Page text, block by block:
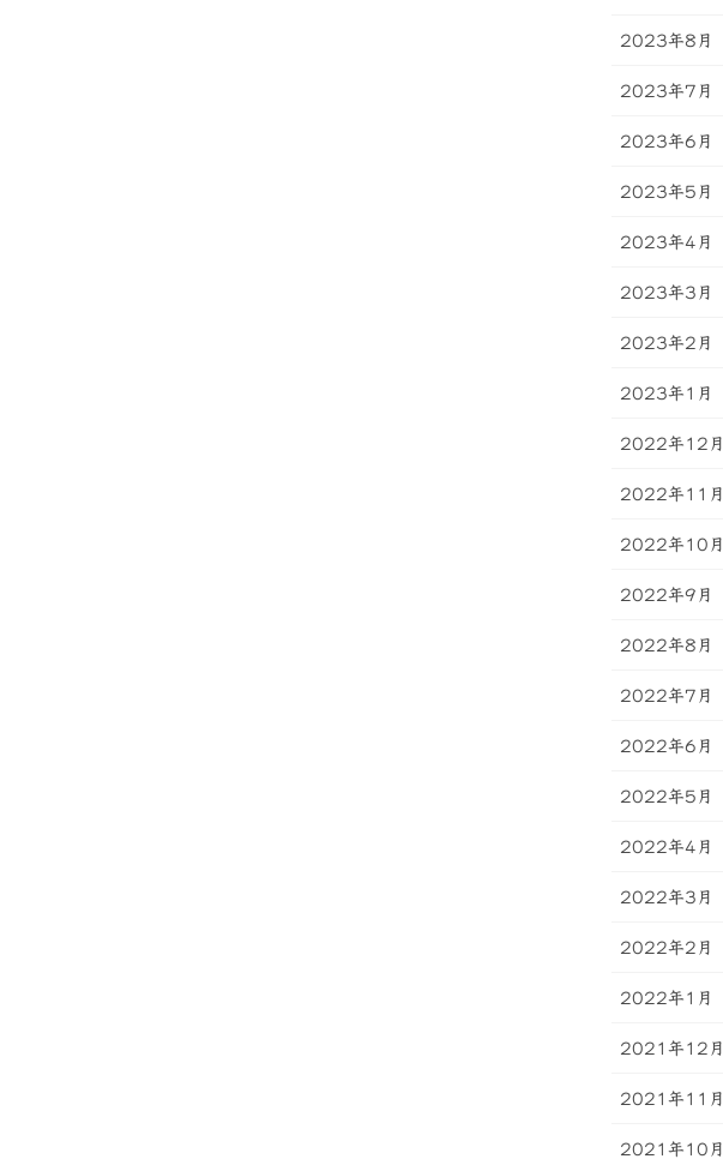
2023年8月
2023年7月
2023年6月
2023年5月
2023年4月
2023年3月
2023年2月
2023年1月
2022年12月
2022年11月
2022年10月
2022年9月
2022年8月
2022年7月
2022年6月
2022年5月
2022年4月
2022年3月
2022年2月
2022年1月
2021年12月
2021年11月
2021年10月